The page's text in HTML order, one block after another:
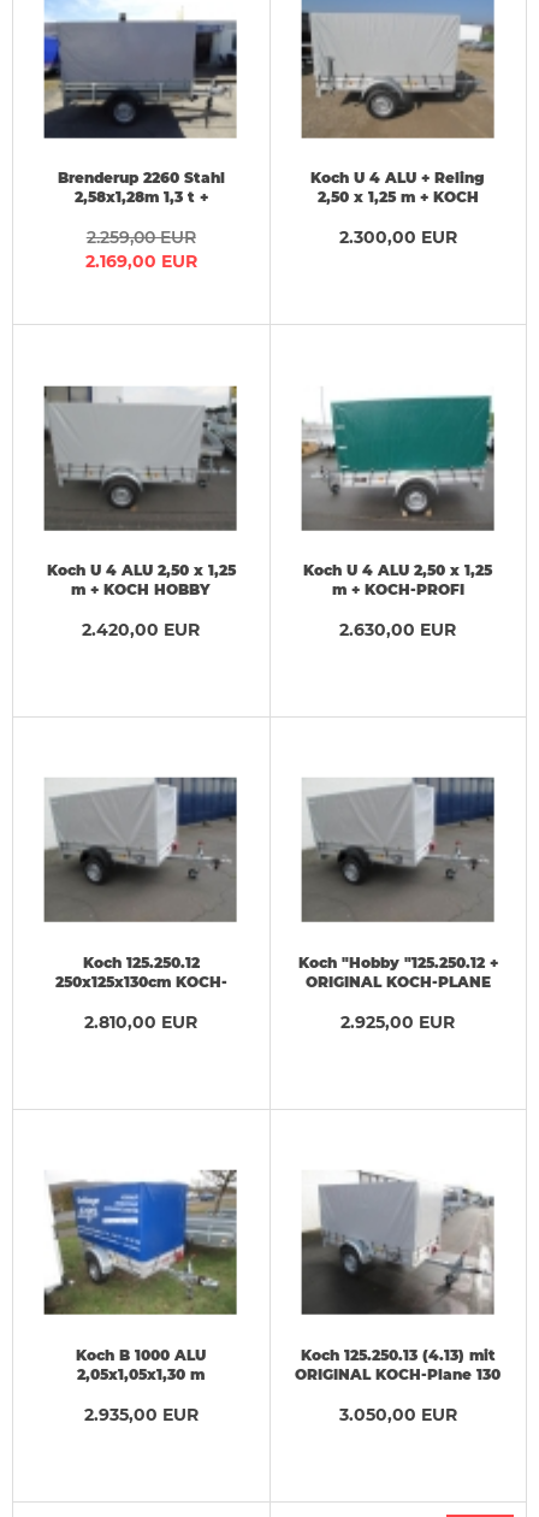
Brenderup 2260 Stahl
2,58x1,28m 1,3 t +
2.259,00 EUR
2.169,00 EUR
Koch U 4 ALU + Reling
2,50 x 1,25 m + KOCH
2.300,00 EUR
Koch U 4 ALU 2,50 x 1,25
m + KOCH HOBBY
2.420,00 EUR
Koch U 4 ALU 2,50 x 1,25
m + KOCH-PROFI
2.630,00 EUR
Koch 125.250.12
250x125x130cm KOCH-
2.810,00 EUR
Koch "Hobby "125.250.12 +
ORIGINAL KOCH-PLANE
2.925,00 EUR
Koch B 1000 ALU
2,05x1,05x1,30 m
Hochplane + 100km/h
2.935,00 EUR
Koch 125.250.13 (4.13) mit
ORIGINAL KOCH-Plane 130
3.050,00 EUR